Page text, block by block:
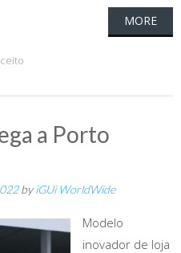
MORE
a Porto
byiGUi WorldWide
Modelo
inovador de loja